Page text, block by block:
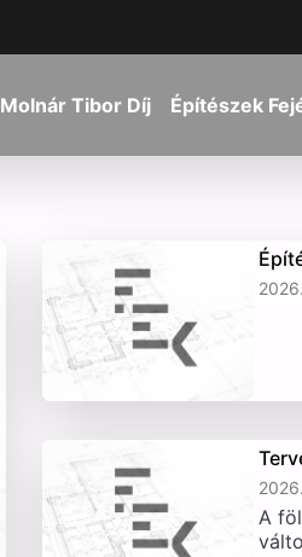
Molnár Tibor Díj Építészek
A